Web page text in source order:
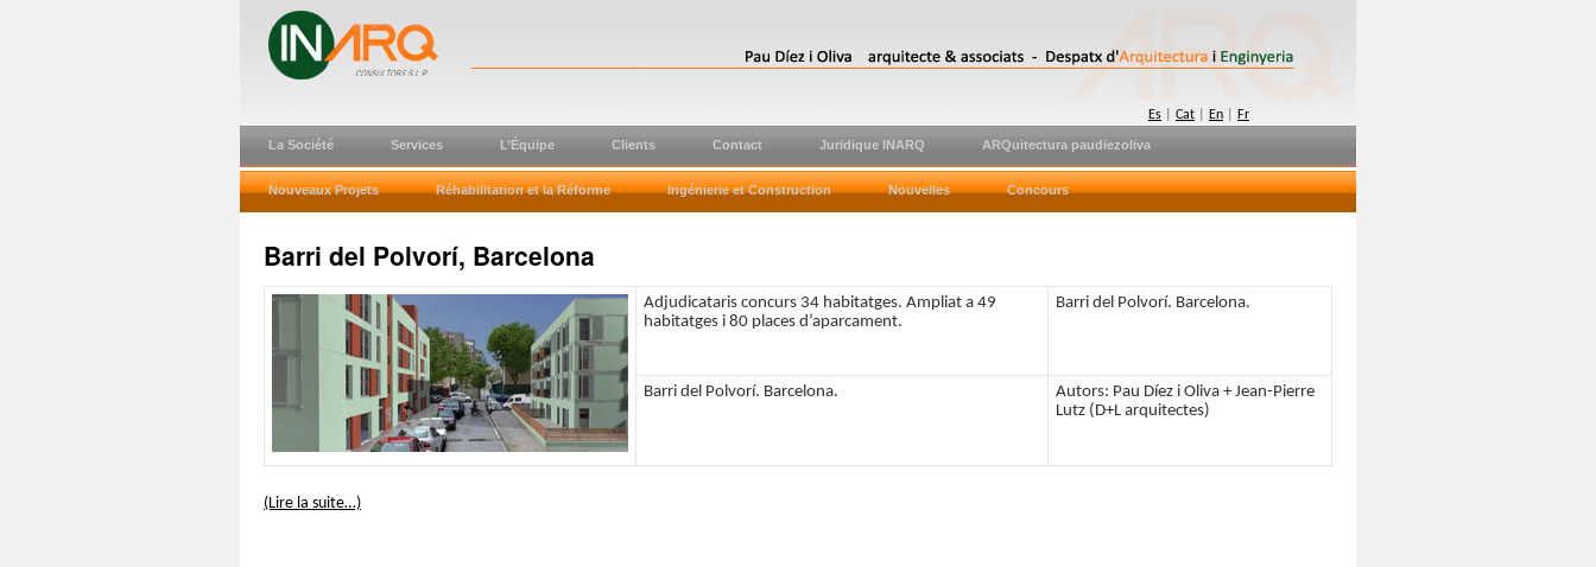
Es Cat En Fr
La Société Services L’Équipe Clients Contact Juridique INARQ ARQuitectura paudiezoliva
Nouveaux Projets Réhabilitation et la Réforme Ingénierie et Construction Nouvelles Concours
Barri del Polvorí, Barcelona
Adjudicataris concurs 34 habitatges. Ampliat a 49
habitatges i 80 places d’aparcament.
Barri del Polvorí. Barcelona.
Barri del Polvorí. Barcelona.
Autors: Pau Díez i Oliva + Jean-Pierre
Lutz (D+L arquitectes)
(Lire la suite…)